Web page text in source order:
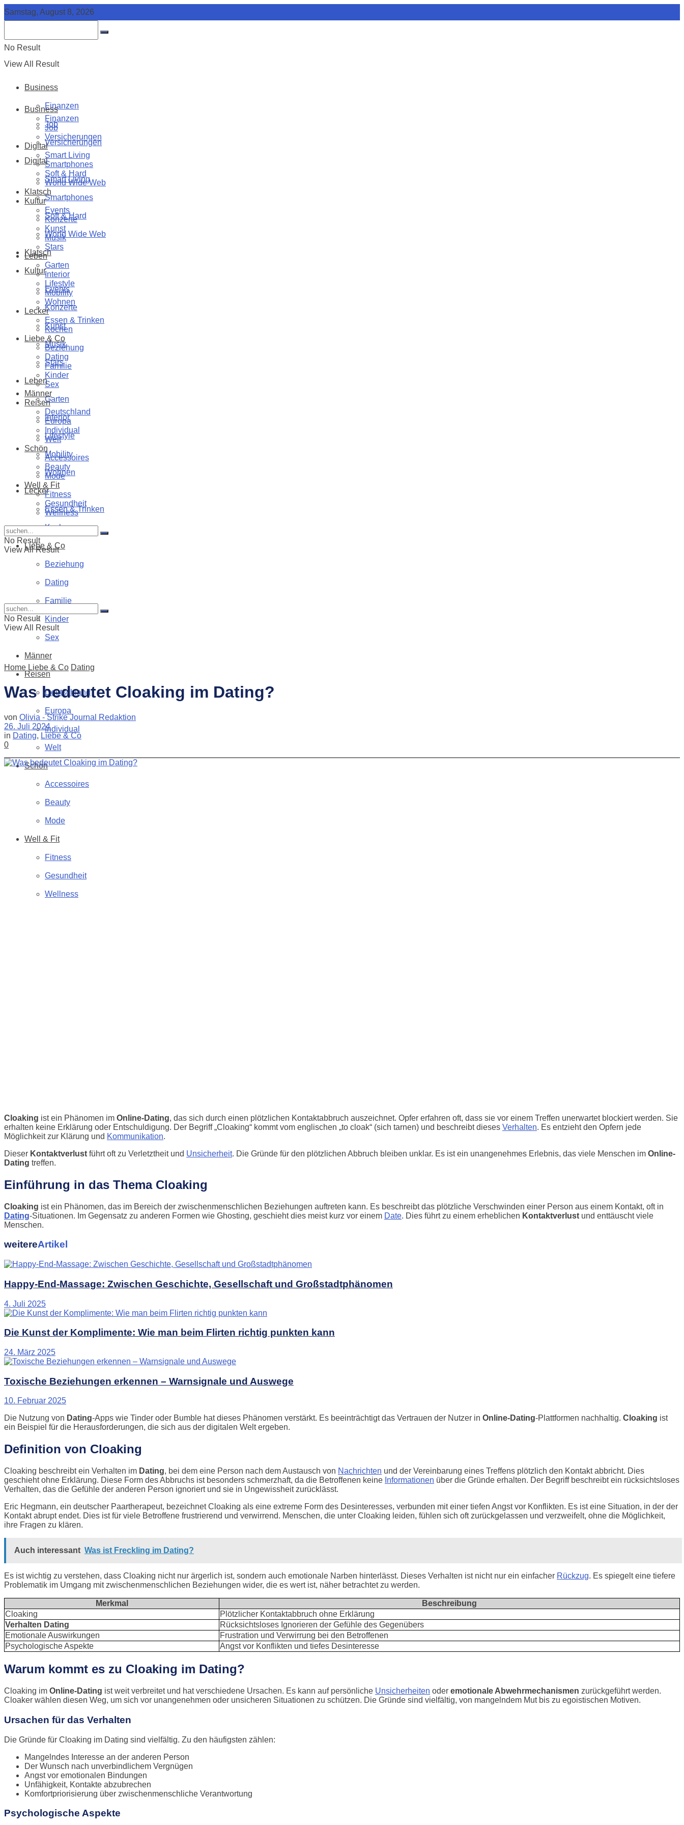
Samstag, August 8, 2026
No Result
View All Result
Business
Finanzen
Job
Versicherungen
Digital
Smart Living
Smartphones
Soft & Hard
World Wide Web
Klatsch
Kultur
Events
Konzerte
Kunst
Musik
Stars
Leben
Garten
Interior
Lifestyle
Mobility
Wohnen
Lecker
Essen & Trinken
Kochen
Liebe & Co
Beziehung
Dating
Familie
Kinder
Sex
Männer
Reisen
Deutschland
Europa
Individual
Welt
Schön
Accessoires
Beauty
Mode
Well & Fit
Fitness
Gesundheit
Wellness
Business
Finanzen
Job
Versicherungen
Digital
Smart Living
Smartphones
Soft & Hard
World Wide Web
Klatsch
Kultur
Events
Konzerte
Kunst
Musik
Stars
Leben
Garten
Interior
Lifestyle
Mobility
Wohnen
Lecker
Essen & Trinken
Kochen
Liebe & Co
Beziehung
Dating
Familie
Kinder
Sex
Männer
Reisen
Deutschland
Europa
Individual
Welt
Schön
Accessoires
Beauty
Mode
Well & Fit
Fitness
Gesundheit
Wellness
No Result
View All Result
No Result
View All Result
Home Liebe & Co Dating
Was bedeutet Cloaking im Dating?
von Olivia - Strike Journal Redaktion
26. Juli 2024
in Dating, Liebe & Co
0
Cloaking ist ein Phänomen im Online-Dating, das sich durch einen plötzlichen Kontaktabbruch auszeichnet. Opfer erfahren oft, dass sie vor einem Treffen unerwartet blockiert werden. Sie
erhalten keine Erklärung oder Entschuldigung. Der Begriff „Cloaking“ kommt vom englischen „to cloak“ (sich tarnen) und beschreibt dieses Verhalten. Es entzieht den Opfern jede
Möglichkeit zur Klärung und Kommunikation.
Dieser Kontaktverlust führt oft zu Verletztheit und Unsicherheit. Die Gründe für den plötzlichen Abbruch bleiben unklar. Es ist ein unangenehmes Erlebnis, das viele Menschen im Online-
Dating treffen.
Einführung in das Thema Cloaking
Cloaking ist ein Phänomen, das im Bereich der zwischenmenschlichen Beziehungen auftreten kann. Es beschreibt das plötzliche Verschwinden einer Person aus einem Kontakt, oft in
Dating-Situationen. Im Gegensatz zu anderen Formen wie Ghosting, geschieht dies meist kurz vor einem Date. Dies führt zu einem erheblichen Kontaktverlust und enttäuscht viele
Menschen.
weitereArtikel
Happy-End-Massage: Zwischen Geschichte, Gesellschaft und Großstadtphänomen
4. Juli 2025
Die Kunst der Komplimente: Wie man beim Flirten richtig punkten kann
24. März 2025
Toxische Beziehungen erkennen – Warnsignale und Auswege
10. Februar 2025
Die Nutzung von Dating-Apps wie Tinder oder Bumble hat dieses Phänomen verstärkt. Es beeinträchtigt das Vertrauen der Nutzer in Online-Dating-Plattformen nachhaltig. Cloaking ist
ein Beispiel für die Herausforderungen, die sich aus der digitalen Welt ergeben.
Definition von Cloaking
Cloaking beschreibt ein Verhalten im Dating, bei dem eine Person nach dem Austausch von Nachrichten und der Vereinbarung eines Treffens plötzlich den Kontakt abbricht. Dies
geschieht ohne Erklärung. Diese Form des Abbruchs ist besonders schmerzhaft, da die Betroffenen keine Informationen über die Gründe erhalten. Der Begriff beschreibt ein rücksichtsloses
Verhalten, das die Gefühle der anderen Person ignoriert und sie in Ungewissheit zurücklässt.
Eric Hegmann, ein deutscher Paartherapeut, bezeichnet Cloaking als eine extreme Form des Desinteresses, verbunden mit einer tiefen Angst vor Konflikten. Es ist eine Situation, in der der
Kontakt abrupt endet. Dies ist für viele Betroffene frustrierend und verwirrend. Menschen, die unter Cloaking leiden, fühlen sich oft zurückgelassen und verzweifelt, ohne die Möglichkeit,
ihre Fragen zu klären.
Auch interessant Was ist Freckling im Dating?
Es ist wichtig zu verstehen, dass Cloaking nicht nur ärgerlich ist, sondern auch emotionale Narben hinterlässt. Dieses Verhalten ist nicht nur ein einfacher Rückzug. Es spiegelt eine tiefere
Problematik im Umgang mit zwischenmenschlichen Beziehungen wider, die es wert ist, näher betrachtet zu werden.
Merkmal
Beschreibung
Cloaking
Plötzlicher Kontaktabbruch ohne Erklärung
Verhalten Dating
Rücksichtsloses Ignorieren der Gefühle des Gegenübers
Emotionale Auswirkungen
Frustration und Verwirrung bei den Betroffenen
Psychologische Aspekte
Angst vor Konflikten und tiefes Desinteresse
Warum kommt es zu Cloaking im Dating?
Cloaking im Online-Dating ist weit verbreitet und hat verschiedene Ursachen. Es kann auf persönliche Unsicherheiten oder emotionale Abwehrmechanismen zurückgeführt werden.
Cloaker wählen diesen Weg, um sich vor unangenehmen oder unsicheren Situationen zu schützen. Die Gründe sind vielfältig, von mangelndem Mut bis zu egoistischen Motiven.
Ursachen für das Verhalten
Die Gründe für Cloaking im Dating sind vielfältig. Zu den häufigsten zählen:
Mangelndes Interesse an der anderen Person
Der Wunsch nach unverbindlichem Vergnügen
Angst vor emotionalen Bindungen
Unfähigkeit, Kontakte abzubrechen
Komfortpriorisierung über zwischenmenschliche Verantwortung
Psychologische Aspekte